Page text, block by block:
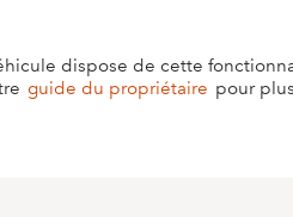
dispose de cette
guide du propriétaire pour